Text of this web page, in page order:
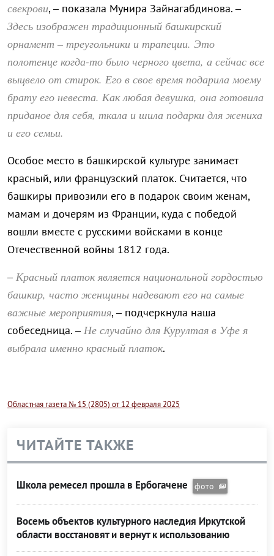
свекрови, – показала Мунира Зайнагабдинова. –
Здесь изображен традиционный башкирский
орнамент – треугольники и трапеции. Это
полотенце когда-то было черного цвета, а сейчас все
выцвело от стирок. Его в свое время подарила моему
брату его невеста. Как любая девушка, она готовила
приданое для себя, ткала и шила подарки для жениха
и его семьи.
Особое место в башкирской культуре занимает
красный, или французский платок. Считается, что
башкиры привозили его в подарок своим женам,
мамам и дочерям из Франции, куда с победой
вошли вместе с русскими войсками в конце
Отечественной войны 1812 года.
–Красный платок является национальной гордостью
башкир, часто женщины надевают его на самые
важные мероприятия, – подчеркнула наша
собеседница. –Не случайно для Курултая в Уфе я
выбрала именно красный платок.
Областная газета № 15 (2805) от 12 февраля 2025
ЧИТАЙТЕ ТАКЖЕ
Школа ремесел прошла в Ербогачене фото
Восемь объектов культурного наследия Иркутской
области восстановят и вернут к использованию